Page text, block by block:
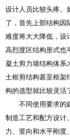
设计人员比较头疼。
了，首先上部结构因
难度将大大降低，设
高烈度区结构形式也
凝土剪力墙结构体系
土框剪结构甚至框架
构的选型就比较灵活
不同使用要求的
制造工艺和配方设计
力、竖向和水平刚度